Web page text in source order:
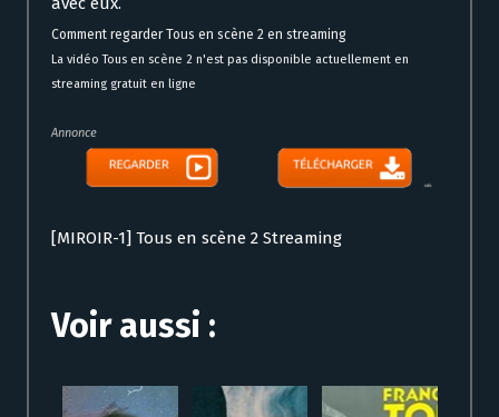
Comment regarder Tous en scène 2 en streaming
La vidéo Tous en scène 2 n'est pas disponible actuellement en
streaming gratuit en ligne
Annonce
[MIROIR-1] Tous en scène 2 Streaming
Voir aussi :